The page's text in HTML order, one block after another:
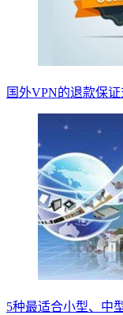
国外VPN的退款保证
5种最适合小型、中